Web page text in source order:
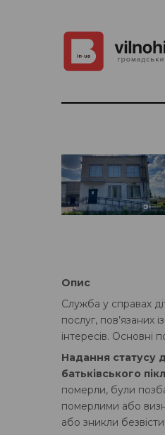
Опис
Служба у справах
послуг, пов’язаних
інтересів. Основні
Надання статусу
батьківського
померли, були
померлими або
або зникли безвісти​.